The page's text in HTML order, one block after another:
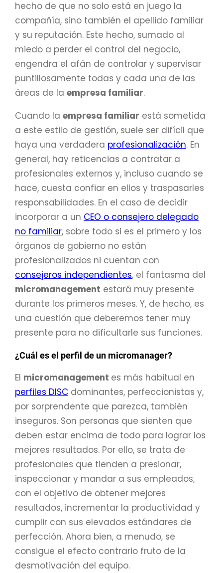
hecho de que no solo está en juego la
compañía, sino también el apellido familiar
y su reputación. Este hecho, sumado al
miedo a perder el control del negocio,
engendra el afán de controlar y supervisar
puntillosamente todas y cada una de las
áreas de la empresa familiar.
Cuando la empresa familiar está sometida
a este estilo de gestión, suele ser difícil que
haya una verdadera profesionalización. En
general, hay reticencias a contratar a
profesionales externos y, incluso cuando se
hace, cuesta confiar en ellos y traspasarles
responsabilidades. En el caso de decidir
incorporar a un CEO o consejero delegado
no familiar, sobre todo si es el primero y los
órganos de gobierno no están
profesionalizados ni cuentan con
consejeros independientes, el fantasma del
micromanagement estará muy presente
durante los primeros meses. Y, de hecho, es
una cuestión que deberemos tener muy
presente para no dificultarle sus funciones.
¿Cuál es el perfil de un micromanager?
El micromanagement es más habitual en
perfiles DISC dominantes, perfeccionistas y,
por sorprendente que parezca, también
inseguros. Son personas que sienten que
deben estar encima de todo para lograr los
mejores resultados. Por ello, se trata de
profesionales que tienden a presionar,
inspeccionar y mandar a sus empleados,
con el objetivo de obtener mejores
resultados, incrementar la productividad y
cumplir con sus elevados estándares de
perfección. Ahora bien, a menudo, se
consigue el efecto contrario fruto de la
desmotivación del equipo.